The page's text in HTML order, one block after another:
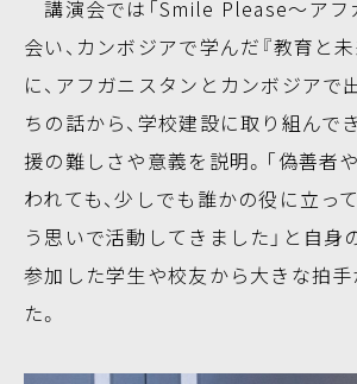
講演会では「Smile Please～アフ
会い、カンボジアで学んだ『教育と未
に、アフガニスタンとカンボジアで
ちの話から、学校建設に取り組んで
援の難しさや意義を説明。「偽善者
われても、少しでも誰かの役に立っ
う思いで活動してきました」と自身
参加した学生や校友から大きな拍
た。